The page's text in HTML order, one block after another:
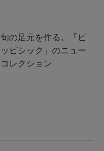
旬の足元を作る。「ピ
ッピシック」のニュー
コレクション